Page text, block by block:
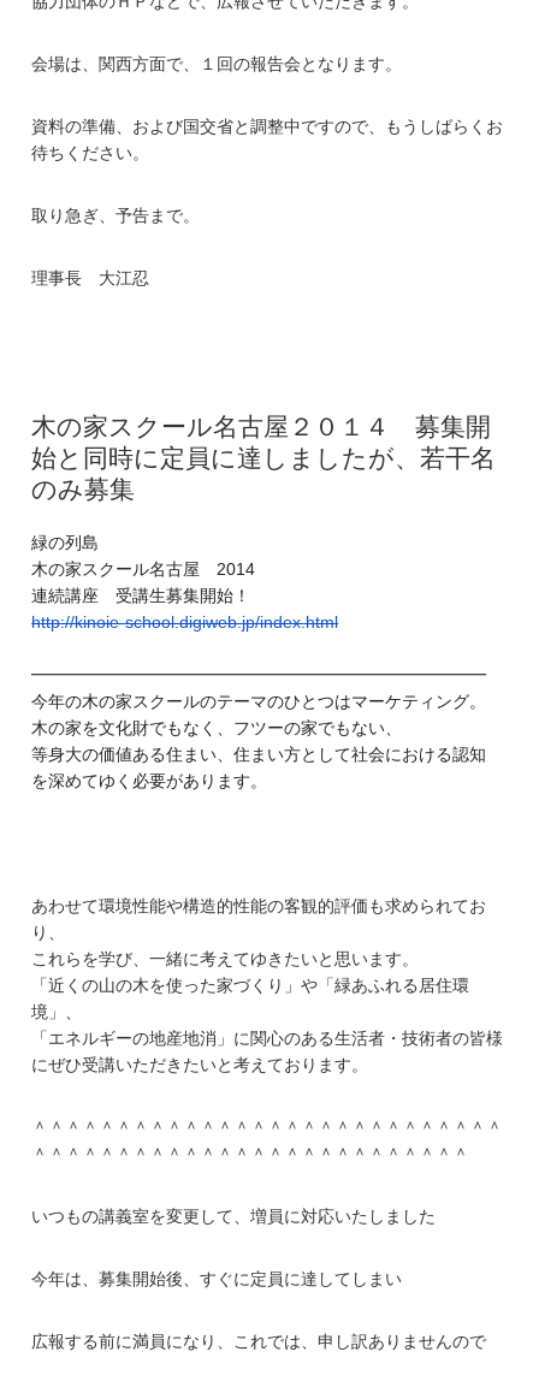
会場は、関西方面で、１回の報告会となります。
資料の準備、および国交省と調整中ですので、もうしばらくお
待ちください。
取り急ぎ、予告まで。
理事長 大江忍
木の家スクール名古屋２０１４ 募集開
始と同時に定員に達しましたが、若干名
のみ募集
緑の列島
木の家スクール名古屋 2014
連続講座 受講生募集開始！
http://kinoie-school.digiweb.jp/index.html
━━━━━━━━━━━━━━━━━━━━━━━━━━━
今年の木の家スクールのテーマのひとつはマーケティング。
木の家を文化財でもなく、フツーの家でもない、
等身大の価値ある住まい、住まい方として社会における認知
を深めてゆく必要があります。
あわせて環境性能や構造的性能の客観的評価も求められてお
り、
これらを学び、一緒に考えてゆきたいと思います。
「近くの山の木を使った家づくり」や「緑あふれる居住環
境」、
「エネルギーの地産地消」に関心のある生活者・技術者の皆様
にぜひ受講いただきたいと考えております。
＾＾＾＾＾＾＾＾＾＾＾＾＾＾＾＾＾＾＾＾＾＾＾＾＾＾＾＾
＾＾＾＾＾＾＾＾＾＾＾＾＾＾＾＾＾＾＾＾＾＾＾＾＾＾
いつもの講義室を変更して、増員に対応いたしました
今年は、募集開始後、すぐに定員に達してしまい
広報する前に満員になり、これでは、申し訳ありませんので